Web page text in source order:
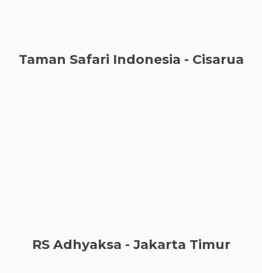
Taman Safari Indonesia - Cisarua
RS Adhyaksa - Jakarta Timur